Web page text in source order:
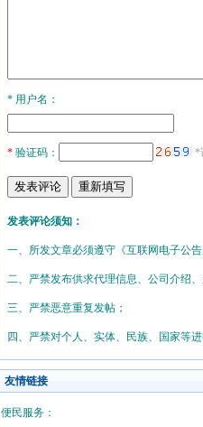
* 用户名：
*验证码： *
发表评论须知：
一、所发文章必须遵守《互联网电子公告
二、严禁发布供求代理信息、公司介绍
三、严禁恶意重复发帖；
四、严禁对个人、实体、民族、国家等进
友情链接
便民服务：